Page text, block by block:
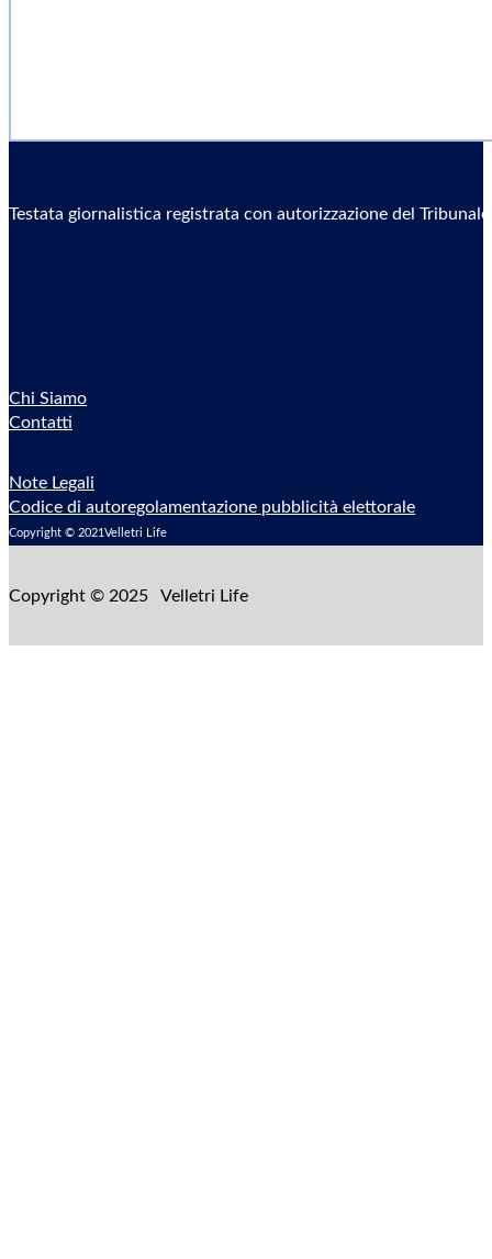
Testata giornalistica registrata con autorizzazione del
Chi Siamo
Contatti
Note Legali
Codice di autoregolamentazione pubblicità elettorale
Copyright © 2021Velletri Life
Copyright © 2025 Velletri Life